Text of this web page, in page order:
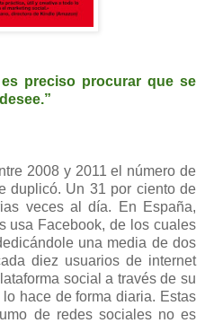
preciso procurar que se
2008 y 2011 el número de
duplicó. Un 31 por ciento de
veces al día. En España,
usa Facebook, de los cuales
una media de dos
diez usuarios de internet
social a través de su
hace de forma diaria. Estas
de redes sociales no es